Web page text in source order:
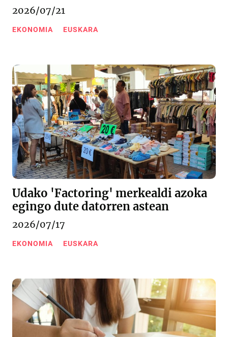
2026/07/21
EKONOMIA EUSKARA
Udako 'Factoring' merkealdi azoka
egingo dute datorren astean
2026/07/17
EKONOMIA EUSKARA